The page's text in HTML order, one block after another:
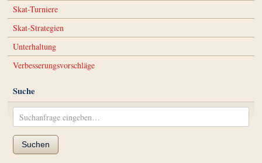
Skat-Turniere
Skat-Strategien
Unterhaltung
Verbesserungsvorschläge
Suche
Suchen